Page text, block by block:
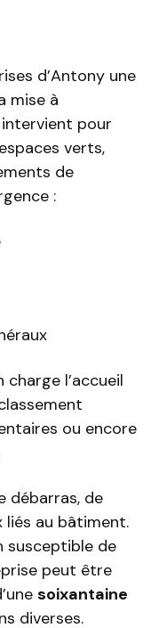
d’Antony une
mise à
pour
verts,
de
:
l’accueil
ou encore
débarras, de
liés au bâtiment.
susceptible de
peut être
soixantaine
diverses.